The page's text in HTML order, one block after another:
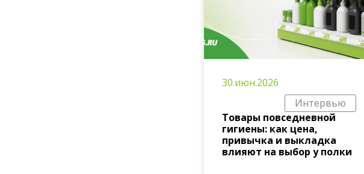
30.июн.2026
Интервью
Товары повседневной
гигиены: как цена,
привычка и выкладка
влияют на выбор у полки